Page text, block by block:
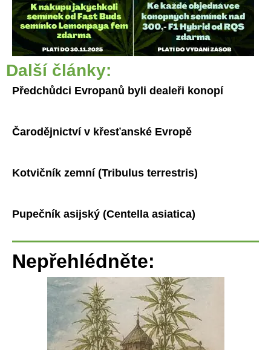
Další články:
Předchůdci Evropanů byli dealeři konopí
Čarodějnictví v křesťanské Evropě
Kotvičník zemní (Tribulus terrestris)
Pupečník asijský (Centella asiatica)
Nepřehlédněte: